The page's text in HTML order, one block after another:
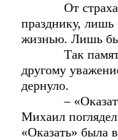
От страха
празднику,
жизнью. Лишь
Так память –
другому
дернуло.
– «Оказать»
Михаил
«Оказать» была